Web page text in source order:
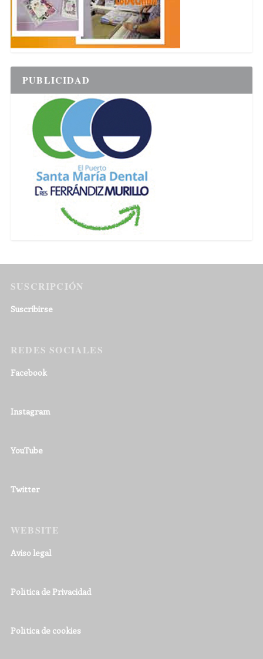
PUBLICIDAD
SUSCRIPCIÓN
Suscribirse
REDES SOCIALES
Facebook
Instagram
YouTube
Twitter
WEBSITE
Aviso legal
Política de Privacidad
Política de cookies